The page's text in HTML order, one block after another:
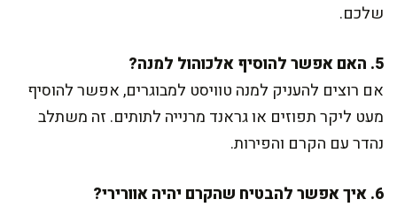
שלכם.
5. האם אפשר להוסיף אלכוהול למנה?
אם רוצים להעניק למנה טוויסט למבוגרים, אפשר להוסיף
מעט ליקר תפוזים או גראנד מרנייה לתותים. זה משתלב
נהדר עם הקרם והפירות.
6. איך אפשר להבטיח שהקרם יהיה אוורירי?